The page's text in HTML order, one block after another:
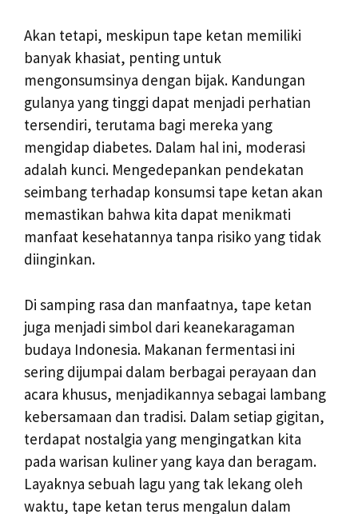
Akan tetapi, meskipun tape ketan memiliki
banyak khasiat, penting untuk
mengonsumsinya dengan bijak. Kandungan
gulanya yang tinggi dapat menjadi perhatian
tersendiri, terutama bagi mereka yang
mengidap diabetes. Dalam hal ini, moderasi
adalah kunci. Mengedepankan pendekatan
seimbang terhadap konsumsi tape ketan akan
memastikan bahwa kita dapat menikmati
manfaat kesehatannya tanpa risiko yang tidak
diinginkan.
Di samping rasa dan manfaatnya, tape ketan
juga menjadi simbol dari keanekaragaman
budaya Indonesia. Makanan fermentasi ini
sering dijumpai dalam berbagai perayaan dan
acara khusus, menjadikannya sebagai lambang
kebersamaan dan tradisi. Dalam setiap gigitan,
terdapat nostalgia yang mengingatkan kita
pada warisan kuliner yang kaya dan beragam.
Layaknya sebuah lagu yang tak lekang oleh
waktu, tape ketan terus mengalun dalam